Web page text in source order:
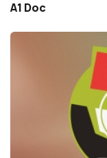
A1 Doc